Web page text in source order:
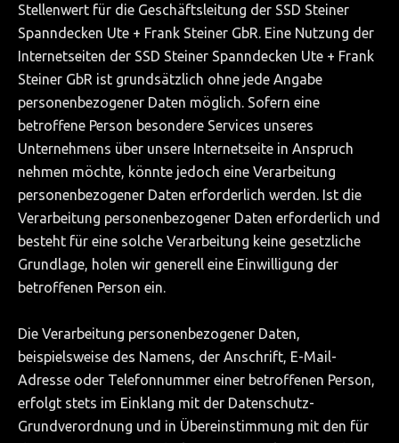
Kristallbeleuchtung
Tapeten
Kundenprojekte
Küchen
Badezimmer
Lichtdecken
Schwimmbäder
Gewerbe
GALERIE
Ausstellung
Bildgalerie
Stellenwert für die Geschäftsleitung der SSD Steiner
Spanndecken Ute + Frank Steiner GbR. Eine Nutzung der
Internetseiten der SSD Steiner Spanndecken Ute + Frank
Steiner GbR ist grundsätzlich ohne jede Angabe
personenbezogener Daten möglich. Sofern eine
betroffene Person besondere Services unseres
Unternehmens über unsere Internetseite in Anspruch
nehmen möchte, könnte jedoch eine Verarbeitung
personenbezogener Daten erforderlich werden. Ist die
Verarbeitung personenbezogener Daten erforderlich und
besteht für eine solche Verarbeitung keine gesetzliche
Grundlage, holen wir generell eine Einwilligung der
betroffenen Person ein.
Die Verarbeitung personenbezogener Daten,
beispielsweise des Namens, der Anschrift, E-Mail-
Adresse oder Telefonnummer einer betroffenen Person,
erfolgt stets im Einklang mit der Datenschutz-
Grundverordnung und in Übereinstimmung mit den für